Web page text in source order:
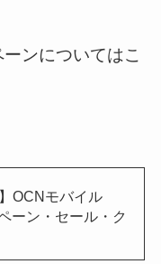
ンについてはこ
OCNモバイル
ーン・セール・ク